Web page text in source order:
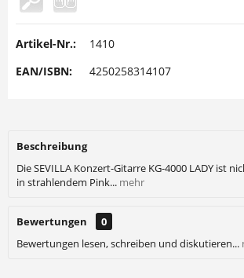
Artikel-Nr.:
1410
EAN/ISBN:
4250258314107
Beschreibung
Die SEVILLA Konzert-Gitarre KG-4000 LADY ist
in strahlendem Pink... mehr
Bewertungen
0
Bewertungen lesen, schreiben und diskutieren...